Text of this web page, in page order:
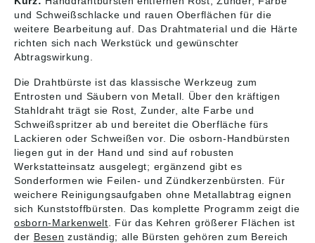
und Schweißschlacke und rauen Oberflächen für die
weitere Bearbeitung auf. Das Drahtmaterial und die Härte
richten sich nach Werkstück und gewünschter
Abtragswirkung.
Die Drahtbürste ist das klassische Werkzeug zum
Entrosten und Säubern von Metall. Über den kräftigen
Stahldraht trägt sie Rost, Zunder, alte Farbe und
Schweißspritzer ab und bereitet die Oberfläche fürs
Lackieren oder Schweißen vor. Die osborn-Handbürsten
liegen gut in der Hand und sind auf robusten
Werkstatteinsatz ausgelegt; ergänzend gibt es
Sonderformen wie Feilen- und Zündkerzenbürsten. Für
weichere Reinigungsaufgaben ohne Metallabtrag eignen
sich Kunststoffbürsten. Das komplette Programm zeigt die
osborn-Markenwelt . Für das Kehren größerer Flächen ist
der Besen zuständig; alle Bürsten gehören zum Bereich